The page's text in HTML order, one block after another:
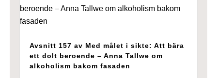
Avsnitt 157 av Med målet i sikte: Att bära
ett dolt beroende – Anna Tallwe om
alkoholism bakom fasaden